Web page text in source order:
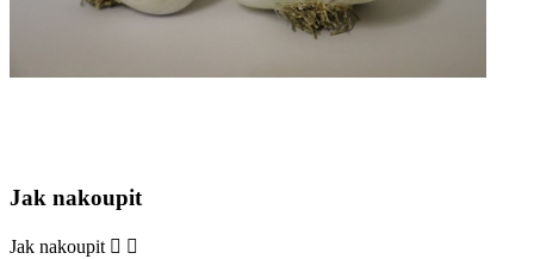
Jak nakoupit
Jak nakoupit  